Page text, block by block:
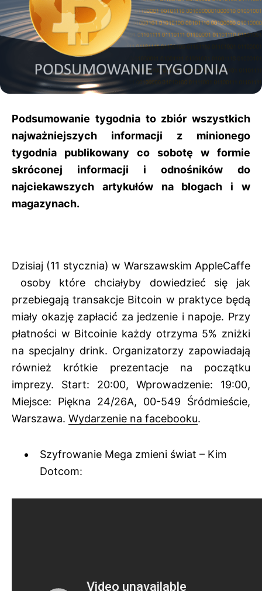
Podsumowanie tygodnia to zbiór wszystkich
najważniejszych informacji z minionego
tygodnia publikowany co sobotę w formie
skróconej informacji i odnośników do
najciekawszych artykułów na blogach i w
magazynach.
Dzisiaj (11 stycznia) w Warszawskim AppleCaffe
osoby które chciałyby dowiedzieć się jak
przebiegają transakcje Bitcoin w praktyce będą
miały okazję zapłacić za jedzenie i napoje. Przy
płatności w Bitcoinie każdy otrzyma 5% zniżki
na specjalny drink. Organizatorzy zapowiadają
również krótkie prezentacje na początku
imprezy. Start: 20:00, Wprowadzenie: 19:00,
Miejsce: Piękna 24/26A, 00-549 Śródmieście,
Warszawa. Wydarzenie na facebooku.
Szyfrowanie Mega zmieni świat – Kim
Dotcom: